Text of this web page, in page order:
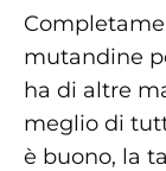
mutandine
ha di altre
meglio di
è buono, la